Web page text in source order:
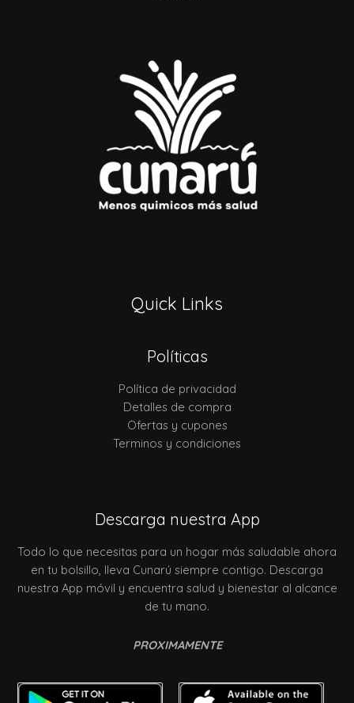
Quick Links
Políticas
Política de privacidad
Detalles de compra
Ofertas y cupones
Terminos y condiciones
Descarga nuestra App
Todo lo que necesitas para un hogar más saludable ahora
en tu bolsillo, lleva Cunarú siempre contigo. Descarga
nuestra App móvil y encuentra salud y bienestar al alcance
de tu mano.
PROXIMAMENTE